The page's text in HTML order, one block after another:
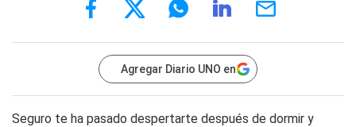
Agregar Diario UNO en
Seguro te ha pasado despertarte después de dormir y